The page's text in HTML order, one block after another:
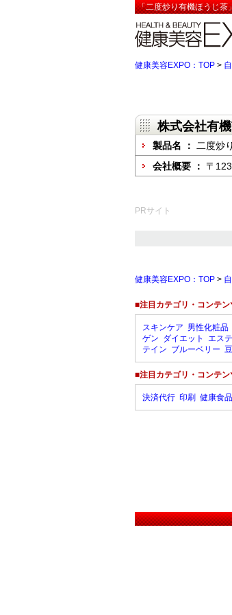
「二度炒り有機ほうじ茶
健康美容EXPO：TOP >
株式会社有
製品名 ：
二度炒
会社概要 ： 〒
PRサイト
健康美容EXPO：TOP >
■注目カテゴリ・コンテン
スキンケア 男性化粧品
ゲン ダイエット エス
テイン ブルーベリー
■注目カテゴリ・コンテン
決済代行 印刷 健康食